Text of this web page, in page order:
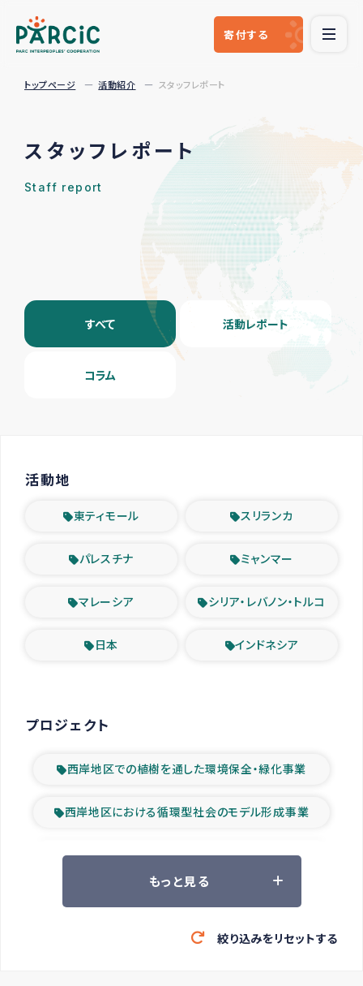
寄付する
トップページ 活動紹介 スタッフレポート
スタッフレポート
Staff report
すべて 活動レポート
コラム
活動地
東ティモール スリランカ
パレスチナ ミャンマー
マレーシア シリア・レバノン・トルコ
日本 インドネシア
プロジェクト
西岸地区での植樹を通した環境保全・緑化事業
西岸地区における循環型社会のモデル形成事業
ツアー参加者の声
緊急救援の時代
もっと見る
絞り込みをリセットする